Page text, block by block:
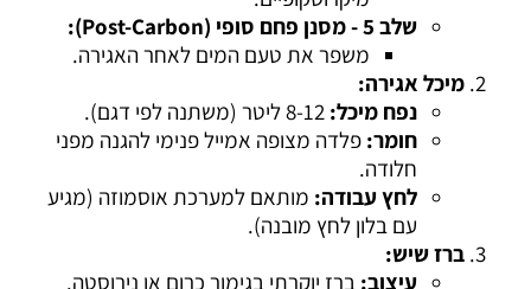
שלב 5 - מסנן פחם סופי (Post-Carbon):
משפר את טעם המים לאחר האגירה.
מיכל אגירה:
נפח מיכל:
חומר: פלדה מצופה אמייל פנימי להגנה מפני
חלודה.
לחץ עבודה: מותאם למערכת אוסמוזה (מגיע
עם בלון לחץ מובנה).
ברז שיש:
עיצוב: ברז יוקרתי בגימור כרום או נירוסטה.